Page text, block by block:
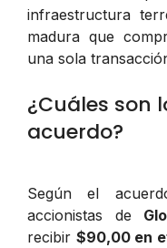
infraestructura
madura que
una sola
¿Cuáles son
acuerdo?
Según el
accionistas de
recibir $90,00 en